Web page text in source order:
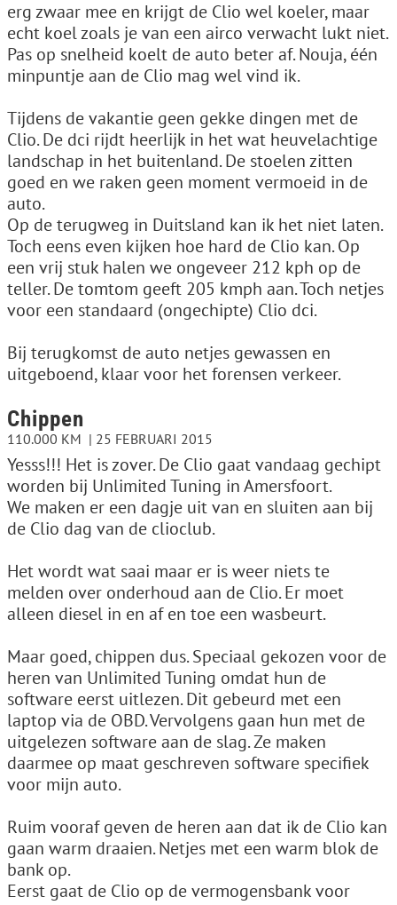
erg zwaar mee en krijgt de Clio wel koeler, maar
echt koel zoals je van een airco verwacht lukt niet.
Pas op snelheid koelt de auto beter af. Nouja, één
minpuntje aan de Clio mag wel vind ik.
Tijdens de vakantie geen gekke dingen met de
Clio. De dci rijdt heerlijk in het wat heuvelachtige
landschap in het buitenland. De stoelen zitten
goed en we raken geen moment vermoeid in de
auto.
Op de terugweg in Duitsland kan ik het niet laten.
Toch eens even kijken hoe hard de Clio kan. Op
een vrij stuk halen we ongeveer 212 kph op de
teller. De tomtom geeft 205 kmph aan. Toch netjes
voor een standaard (ongechipte) Clio dci.
Bij terugkomst de auto netjes gewassen en
uitgeboend, klaar voor het forensen verkeer.
Chippen
110.000 KM 25 FEBRUARI 2015
Yesss!!! Het is zover. De Clio gaat vandaag gechipt
worden bij Unlimited Tuning in Amersfoort.
We maken er een dagje uit van en sluiten aan bij
de Clio dag van de clioclub.
Het wordt wat saai maar er is weer niets te
melden over onderhoud aan de Clio. Er moet
alleen diesel in en af en toe een wasbeurt.
Maar goed, chippen dus. Speciaal gekozen voor de
heren van Unlimited Tuning omdat hun de
software eerst uitlezen. Dit gebeurd met een
laptop via de OBD. Vervolgens gaan hun met de
uitgelezen software aan de slag. Ze maken
daarmee op maat geschreven software specifiek
voor mijn auto.
Ruim vooraf geven de heren aan dat ik de Clio kan
gaan warm draaien. Netjes met een warm blok de
bank op.
Eerst gaat de Clio op de vermogensbank voor